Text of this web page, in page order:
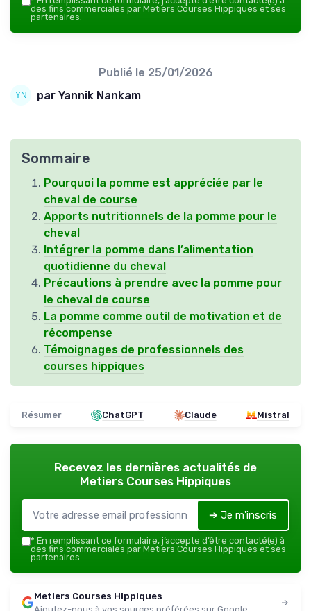
des fins commerciales par Metiers Courses Hippiques et ses
partenaires.
Publié le 25/01/2026
par Yannik Nankam
Sommaire
Pourquoi la pomme est appréciée par le
cheval de course
Apports nutritionnels de la pomme pour le
cheval
Intégrer la pomme dans l’alimentation
quotidienne du cheval
Précautions à prendre avec la pomme pour
le cheval de course
La pomme comme outil de motivation et de
récompense
Témoignages de professionnels des
courses hippiques
Résumer ChatGPT Claude Mistral
Recevez les dernières actualités de
Metiers Courses Hippiques
➔ Je m'inscris
* En remplissant ce formulaire, j’accepte d’être contacté(e) à
des fins commerciales par Metiers Courses Hippiques et ses
partenaires.
Metiers Courses Hippiques